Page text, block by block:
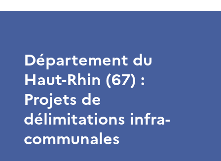
Département du
Haut-Rhin (67) :
Projets de
délimitations infra-
communales